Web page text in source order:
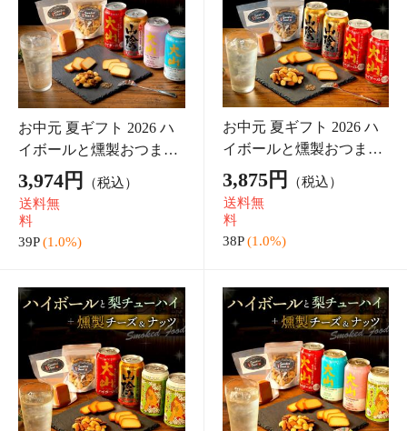
お中元 御中元 夏ギフト
【のし対応】夏ギフト 日
本酒 焼酎 飲み比べ セッ
ト 鳥取の地酒 ミニボトル
3本セット 300ml 鳥取酒蔵
中川 大谷
3,987円
送料無
料
(1.0%)
お中元 御中元 夏ギフト
【のし対応】夏ギフト 日
本酒 飲み比べ セット 鳥
取の地酒 ミニボトル 3本
セット 300ml 鳥取酒蔵 高
田 稲田 大谷
4,045円（税込）